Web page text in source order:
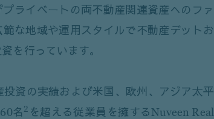
ライベートの両不動産関連資産へのファ
な地域や運用スタイルで不動産デットお
を行っています。
資の実績および米国、欧州、アジア太平
名 2 を超える従業員を擁するNuveen Real